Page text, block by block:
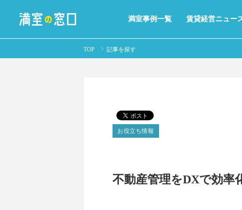
満室事例一覧 賃貸経営ニュー
TOP 記事を探す
お役立ち情報
不動産管理をDXで効率